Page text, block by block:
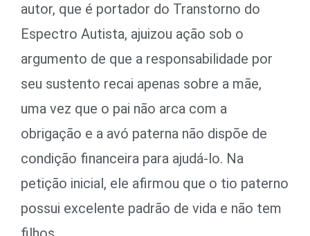
autor, que é portador do Transtorno do
Espectro Autista, ajuizou ação sob o
argumento de que a responsabilidade por
seu sustento recai apenas sobre a mãe,
uma vez que o pai não arca com a
obrigação e a avó paterna não dispõe de
condição financeira para ajudá-lo. Na
petição inicial, ele afirmou que o tio paterno
possui excelente padrão de vida e não tem